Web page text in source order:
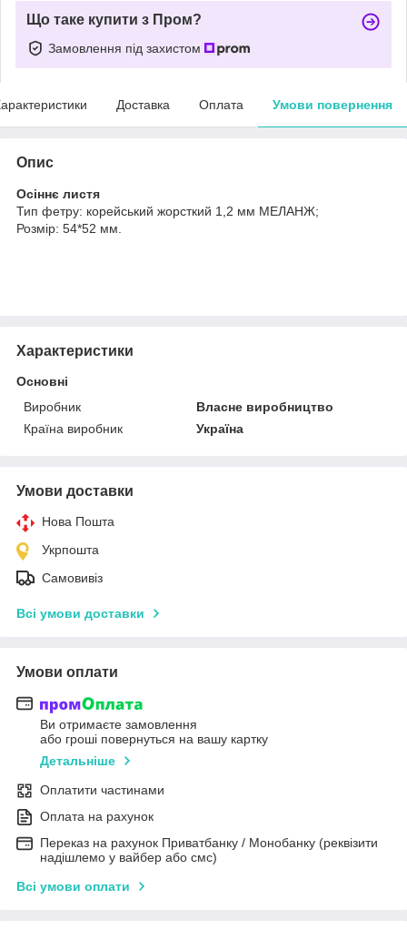
Що таке купити з Пром?
Замовлення під захистом
Доставка Оплата Умови повернення
Опис
Осіннє листя
Тип фетру: корейський жорсткий 1,2 мм МЕЛАНЖ;
Розмір: 54*52 мм.
Характеристики
Основні
Виробник
Власне виробництво
Країна виробник
Україна
Умови доставки
Нова Пошта
Укрпошта
Самовивіз
Всі умови доставки
Умови оплати
Ви отримаєте замовлення
або гроші повернуться на вашу картку
Детальніше
Оплатити частинами
Оплата на рахунок
Переказ на рахунок Приватбанку / Монобанку (реквізити
надішлемо у вайбер або смс)
Всі умови оплати